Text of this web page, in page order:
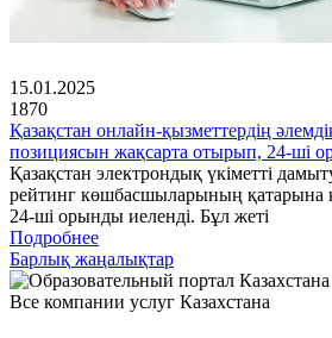
15.01.2025
1870
Қазақстан онлайн-қызметтердің
позициясын жақсарта отырып, 24-ші
Қазақстан электрондық үкіметті
рейтинг көшбасшыларының қатарына
24-ші орынды иеленді. Бұл жеті
Подробнее
Барлық жаңалықтар
Все компании услуг Казахстана